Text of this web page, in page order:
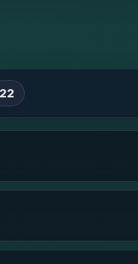
22